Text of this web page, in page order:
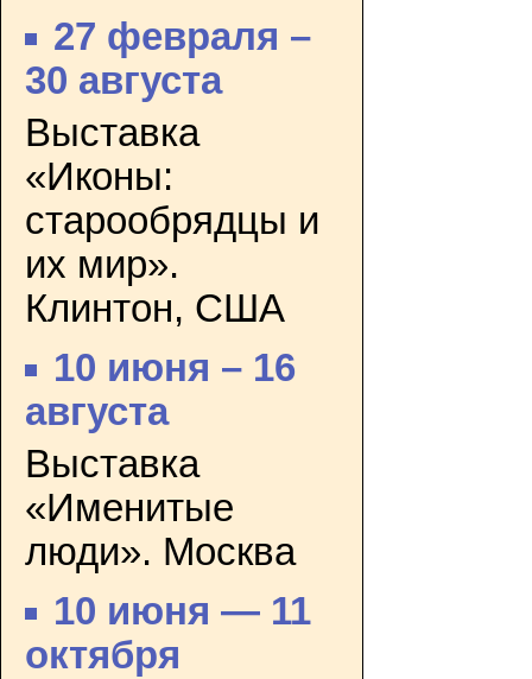
27 февраля –
30 августа
Выставка
«Иконы:
старообрядцы и
их мир».
Клинтон, США
10 июня – 16
августа
Выставка
«Именитые
люди». Москва
10 июня — 11
октября